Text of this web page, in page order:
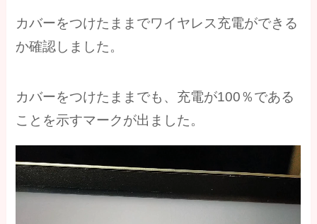
カバーをつけたままでワイヤレス充電ができる
か確認しました。
カバーをつけたままでも、充電が100％である
ことを示すマークが出ました。